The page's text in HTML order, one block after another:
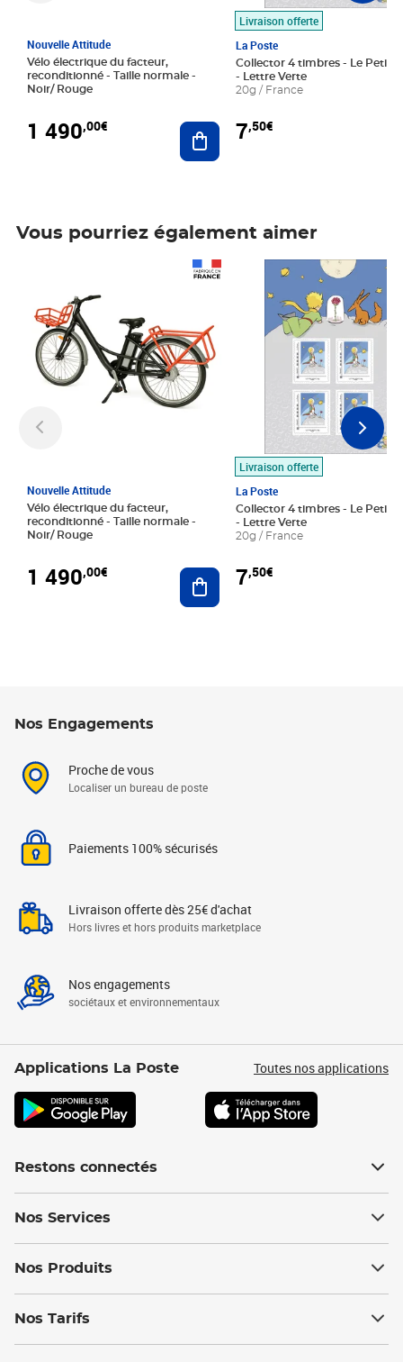
Nouvelle Attitude
Vélo électrique du facteur,
reconditionné - Taille normale -
Noir/ Rouge
1 490,00€ Ajouter au panier
Livraison offerte
La Poste
Collector 4 timbres - Le Petit
- Lettre Verte
20g / France
7,50€
Vous pourriez également aimer
Nouvelle Attitude
Vélo électrique du facteur,
reconditionné - Taille normale -
Noir/ Rouge
1 490,00€ Ajouter au panier
Livraison offerte
La Poste
Collector 4 timbres - Le Petit
- Lettre Verte
20g / France
7,50€
Prix 7,50€
Nos Engagements
Proche de vous
Localiser un bureau de poste
Paiements 100% sécurisés
Livraison offerte dès 25€ d'achat
Hors livres et hors produits marketplace
Nos engagements
sociétaux et environnementaux
Applications La Poste Toutes nos applications
Restons connectés
Nos Services
Nos Produits
Nos Tarifs